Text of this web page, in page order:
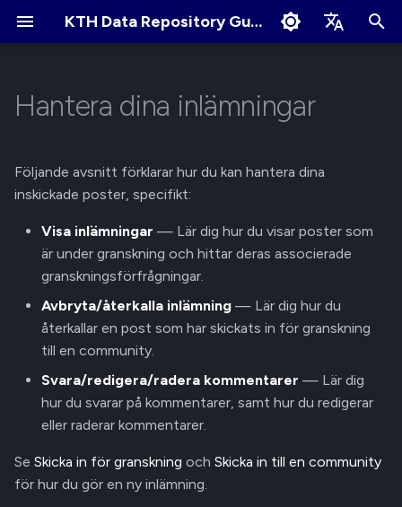
KTH Data Repository Guides
Svenska
i
s
Snabbstart
Skapa ett konto
Visa inloggade enheter
Navigera i KTH Data
Repository
Sökning på metadatafält
Om poster
Skapa ny uppladdning
Beskriv poster
Få en DOI till ditt data
Hantera filer
Hantera poster
Hantera versioner
Dela poståtkomst
Om Communities
Ansök om nytt Community
Granska inlämning
Granska poster
Visa inlämningar
Visa poster under
granskning
Visa
granskningsförfrågningar
Avbryta/Återkalla en
inlämning
Avbryta en inlämning
(Återkalla)
Svara, redigera eller ta bort
Svara på en kommentar
Villkor för användning
Cookies Policy
Redigera Profil
Ändra profilens synlighet
konto
Hantera
aviseringsinställningar
Hantera dina inlämningar
Följande avsnitt förklarar hur du kan hantera dina
inskickade poster, specifikt:
Visa inlämningar — Lär dig hur du visar poster som
är under granskning och hittar deras associerade
granskningsförfrågningar.
Avbryta/återkalla inlämning — Lär dig hur du
återkallar en post som har skickats in för granskning
till en community.
Svara/redigera/radera kommentarer — Lär dig
hur du svarar på kommentarer, samt hur du redigerar
eller raderar kommentarer.
Se Skicka in för granskning och Skicka in till en community
för hur du gör en ny inlämning.